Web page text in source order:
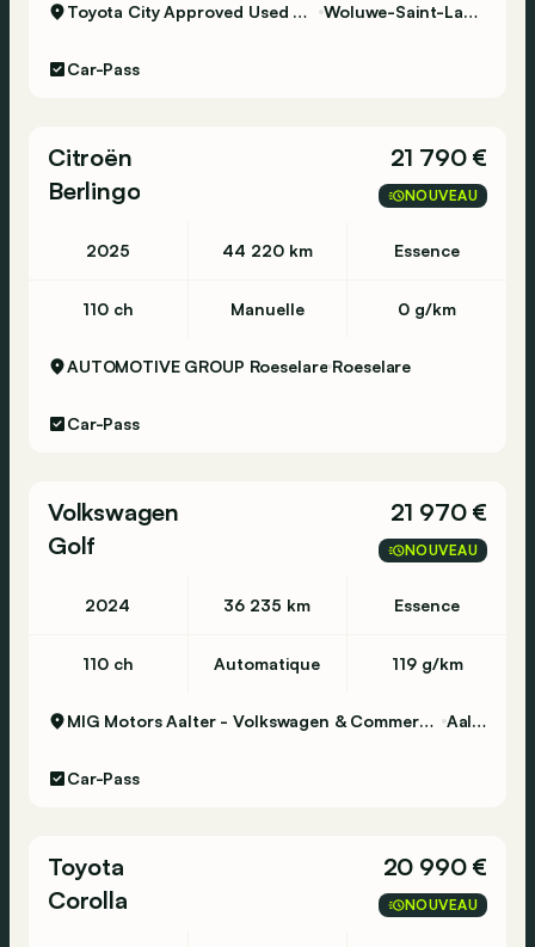
Toyota City Approved Used Woluwe Woluwe-Saint-Lambert
Car-Pass
Citroën
Berlingo
21 790 €
NOUVEAU
2025 44 220 km Essence
110 ch Manuelle 0 g/km
AUTOMOTIVE GROUP Roeselare Roeselare
Car-Pass
Volkswagen
Golf
21 970 €
NOUVEAU
2024 36 235 km Essence
110 ch Automatique 119 g/km
MIG Motors Aalter - Volkswagen & Commercial Vehicles Aalter
Car-Pass
Toyota
Corolla
20 990 €
NOUVEAU